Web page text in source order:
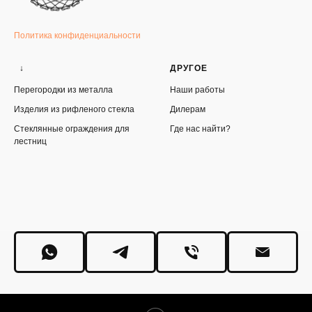
Политика конфиденциальности
↓
Перегородки из металла
Изделия из рифленого стекла
Стеклянные ограждения для
лестниц
ДРУГОЕ
Наши работы
Дилерам
Где нас найти?